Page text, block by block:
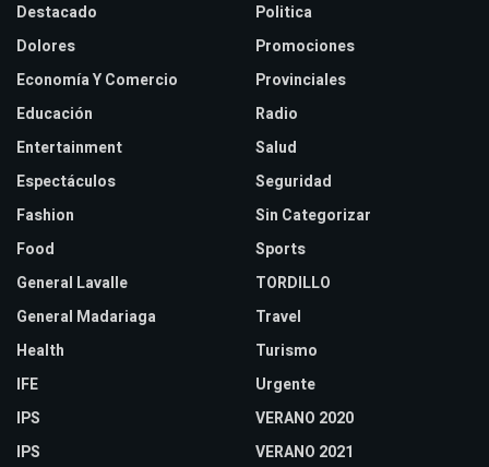
Destacado
Dolores
Economía Y Comercio
Educación
Entertainment
Espectáculos
Fashion
Food
General Lavalle
General Madariaga
Health
IFE
IPS
IPS
Politica
Promociones
Provinciales
Radio
Salud
Seguridad
Sin Categorizar
Sports
TORDILLO
Travel
Turismo
Urgente
VERANO 2020
VERANO 2021